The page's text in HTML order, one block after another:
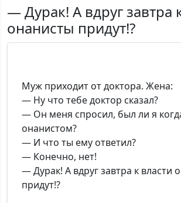
— Дурак! А вдруг завтра
онанисты придут!?
Муж приходит от доктора. Жена:
— Ну что тебе доктор сказал?
— Он меня спросил, был ли я
онанистом?
— И что ты ему ответил?
— Конечно, нет!
— Дурак! А вдруг завтра к власти
придут!?